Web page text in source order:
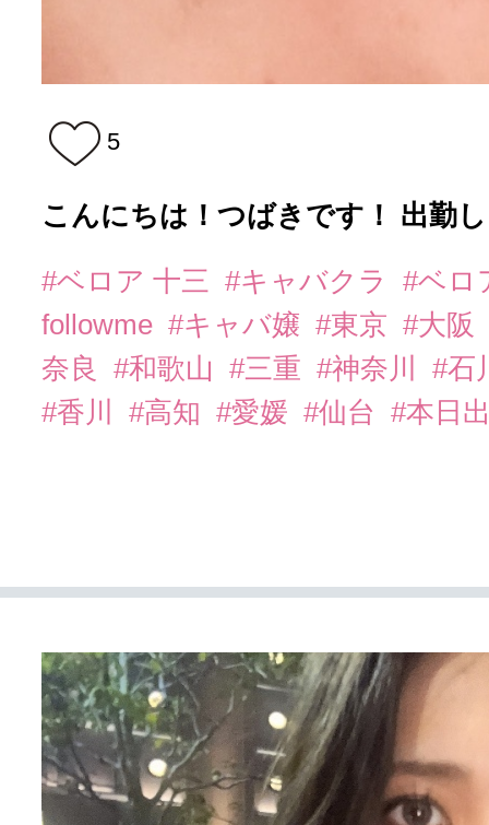
5
こんにちは！つばきです！ 出勤
#ベロア 十三 #キャバクラ
#ベロ
followme #キャバ嬢 #東京 #大阪
奈良
#和歌山 #三重 #神奈川
#石
#香川
#高知 #愛媛 #仙台 #本日